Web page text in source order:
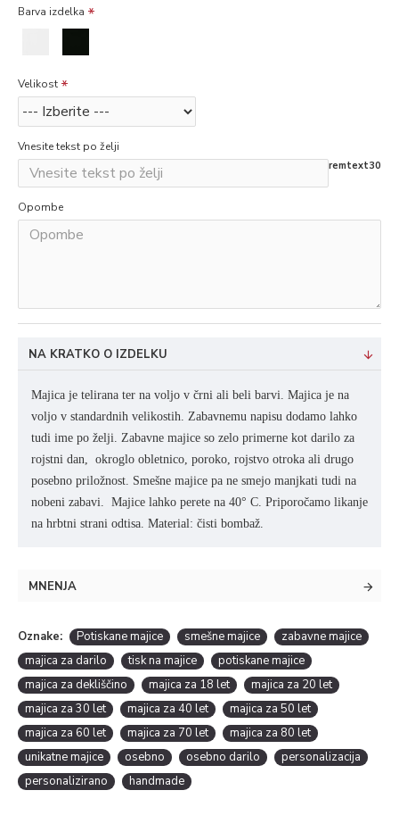
Barva izdelka
Velikost
Vnesite tekst po želji
remtext30
Opombe
NA KRATKO O IZDELKU
Majica je telirana ter na voljo v črni ali beli barvi. Majica je na
voljo v standardnih velikostih. Zabavnemu napisu dodamo lahko
tudi ime po želji. Zabavne majice so zelo primerne kot darilo za
rojstni dan, okroglo obletnico, poroko, rojstvo otroka ali drugo
posebno priložnost. Smešne majice pa ne smejo manjkati tudi na
nobeni zabavi. Majice lahko perete na 40° C. Priporočamo likanje
na hrbtni strani odtisa. Material: čisti bombaž.
MNENJA
Oznake: Potiskane majice smešne majice
zabavne majice
majica za darilo
tisk na majice
potiskane majice
majica za dekliščino
majica za 18 let
majica za 20 let
majica za 30 let
majica za 40 let
majica za 50 let
majica za 60 let
majica za 70 let
majica za 80 let
unikatne majice
osebno osebno darilo
personalizacija
personalizirano
handmade